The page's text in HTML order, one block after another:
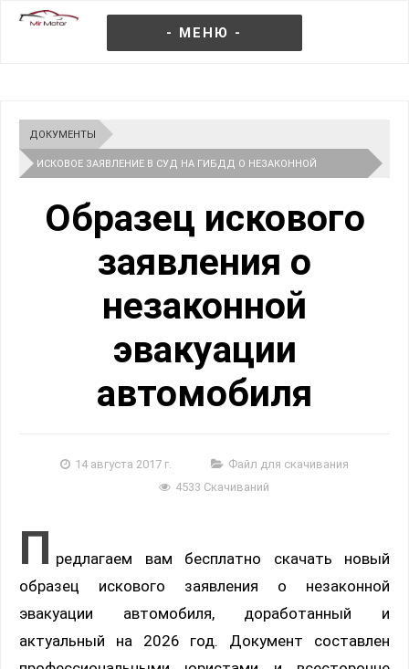
- МЕНЮ -
ДОКУМЕНТЫ
ИСКОВОЕ ЗАЯВЛЕНИЕ В СУД НА ГИБДД О НЕЗАКОННОЙ
Образец искового
заявления о
незаконной
эвакуации
автомобиля
14 августа 2017 г.
Файл для скачивания
4533 Скачиваний
П редлагаем вам бесплатно скачать новый
образец искового заявления о незаконной
эвакуации автомобиля, доработанный и
актуальный на 2026 год. Документ составлен